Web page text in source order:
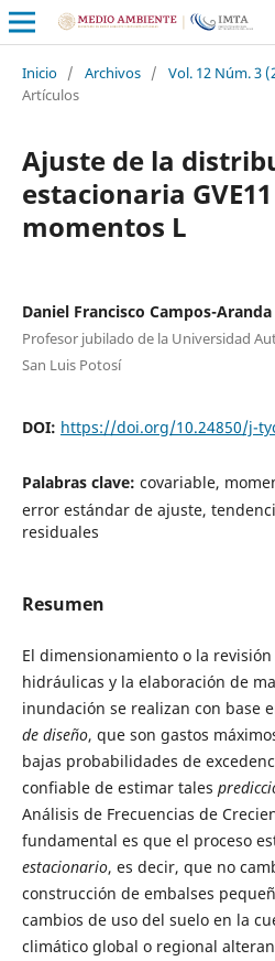
Inicio / Archivos / Vol. 12 Núm. 3
Artículos
Ajuste de la
estacionaria
momentos L
Daniel Francisco Campos-Aranda
Profesor jubilado de la Universidad
San Luis Potosí
DOI: https://doi.org/10.24850/j-
Palabras clave: covariable,
error estándar de ajuste,
residuales
Resumen
El dimensionamiento o la
hidráulicas y la elaboración de
inundación se realizan con base
de diseño, que son gastos
bajas probabilidades de
confiable de estimar tales
Análisis de Frecuencias de
fundamental es que el proceso
estacionario, es decir, que no
construcción de embalses
cambios de uso del suelo en la
climático global o regional